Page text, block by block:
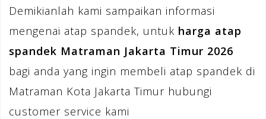
Demikianlah kami sampaikan informasi
mengenai atap spandek, untuk harga atap
spandek Matraman Jakarta Timur 2026
bagi anda yang ingin membeli atap spandek di
Matraman Kota Jakarta Timur hubungi
customer service kami